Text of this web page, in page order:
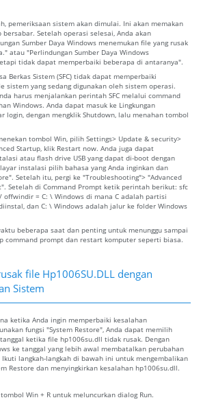
pemeriksaan sistem akan dimulai. Ini akan memakan
Setelah operasi selesai, Anda akan
Sumber Daya Windows menemukan file yang rusak
atau "Perlindungan Sumber Daya Windows
tidak dapat memperbaiki beberapa di antaranya".
Berkas Sistem (SFC) tidak dapat memperbaiki
sistem yang sedang digunakan oleh sistem operasi.
harus menjalankan perintah SFC melalui command
Windows. Anda dapat masuk ke Lingkungan
login, dengan mengklik Shutdown, lalu menahan tombol
tombol Win, pilih Settings> Update & security>
Startup, klik Restart now. Anda juga dapat
atau flash drive USB yang dapat di-boot dengan
instalasi pilih bahasa yang Anda inginkan dan
Setelah itu, pergi ke "Troubleshooting"> "Advanced
Setelah di Command Prompt ketik perintah berikut: sfc
= C: \ Windows di mana C adalah partisi
dan C: \ Windows adalah jalur ke folder Windows
beberapa saat dan penting untuk menunggu sampai
command prompt dan restart komputer seperti biasa.
file Hp1006SU.DLL dengan
Sistem
ketika Anda ingin memperbaiki kesalahan
fungsi "System Restore", Anda dapat memilih
ketika file hp1006su.dll tidak rusak. Dengan
ke tanggal yang lebih awal membatalkan perubahan
langkah-langkah di bawah ini untuk mengembalikan
Restore dan menyingkirkan kesalahan hp1006su.dll.
Win + R untuk meluncurkan dialog Run.